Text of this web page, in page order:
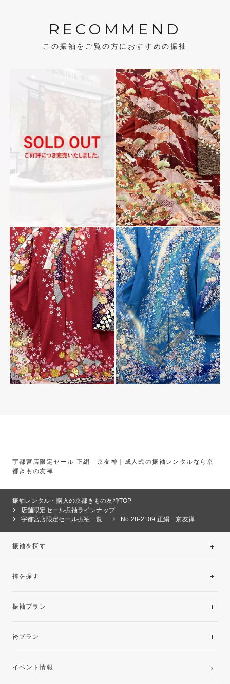
RECOMMEND
この振袖をご覧の方におすすめの振袖
宇都宮店限定セール 正絹 京友禅｜成人式の振袖レンタルなら京
都きもの友禅
振袖レンタル・購入の京都きもの友禅TOP
店舗限定セール振袖ラインナップ
宇都宮店限定セール振袖一覧
No.28-2109 正絹 京友禅
振袖を探す
袴を探す
振袖プラン
レンタルプラン
袴プラン
卒業袴レンタルプラン
イベント情報